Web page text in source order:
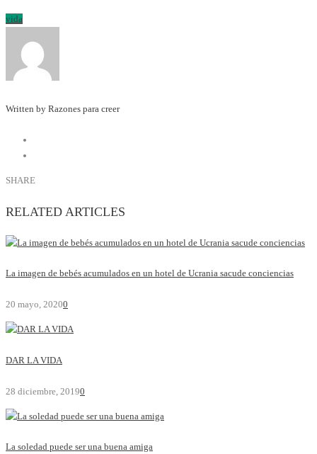
vida
Written by Razones para creer
SHARE
RELATED ARTICLES
La imagen de bebés acumulados en un hotel de Ucrania sacude conciencias
20 mayo, 20200
DAR LA VIDA
28 diciembre, 20190
La soledad puede ser una buena amiga